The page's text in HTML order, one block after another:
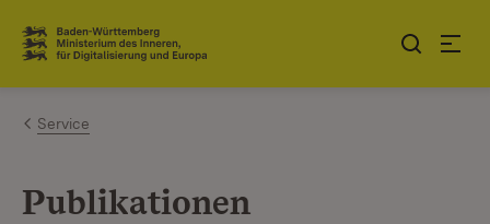
Zum Inhalt springen
Link zur Startseite
Service
Publikationen